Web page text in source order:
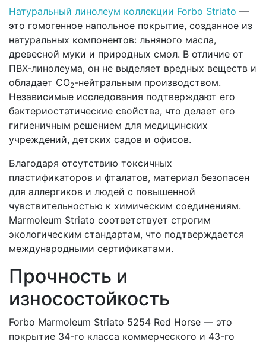
Натуральный линолеум коллекции Forbo Striato —
это гомогенное напольное покрытие, созданное из
натуральных компонентов: льняного масла,
древесной муки и природных смол. В отличие от
ПВХ-линолеума, он не выделяет вредных веществ и
обладает CO2-нейтральным производством.
Независимые исследования подтверждают его
бактериостатические свойства, что делает его
гигиеничным решением для медицинских
учреждений, детских садов и офисов.
Благодаря отсутствию токсичных
пластификаторов и фталатов, материал безопасен
для аллергиков и людей с повышенной
чувствительностью к химическим соединениям.
Marmoleum Striato соответствует строгим
экологическим стандартам, что подтверждается
международными сертификатами.
Прочность и
износостойкость
Forbo Marmoleum Striato 5254 Red Horse — это
покрытие 34-го класса коммерческого и 43-го